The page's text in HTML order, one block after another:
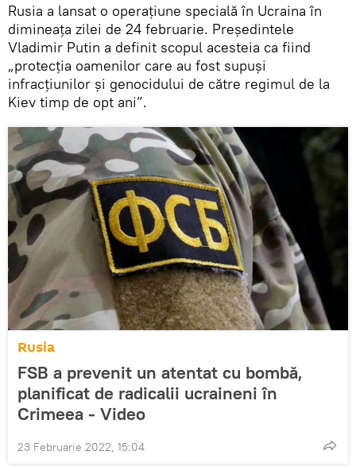
Rusia a lansat o operațiune specială în Ucraina în
dimineața zilei de 24 februarie. Președintele
Vladimir Putin a definit scopul acesteia ca fiind
„protecția oamenilor care au fost supuşi
infracțiunilor și genocidului de către regimul de la
Kiev timp de opt ani”.
Rusia
FSB a prevenit un atentat cu bombă,
planificat de radicalii ucraineni în
Crimeea - Video
23 Februarie 2022, 15:04